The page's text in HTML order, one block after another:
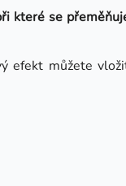
které se
efekt můžete